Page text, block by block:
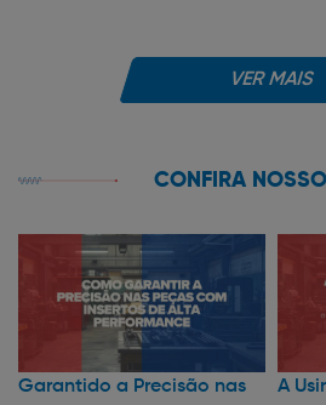
VER MAIS
CONFIRA
Garantido a Precisão nas
A